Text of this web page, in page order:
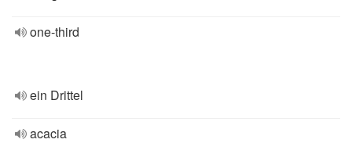
one-third
ein Drittel
acacia